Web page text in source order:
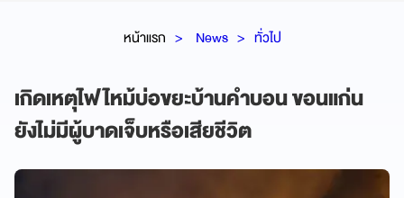
หน้าแรก News ทั่วไป
เกิดเหตุไฟไหม้บ่อขยะบ้านคำบอน ขอนแก่น
ยังไม่มีผู้บาดเจ็บหรือเสียชีวิต